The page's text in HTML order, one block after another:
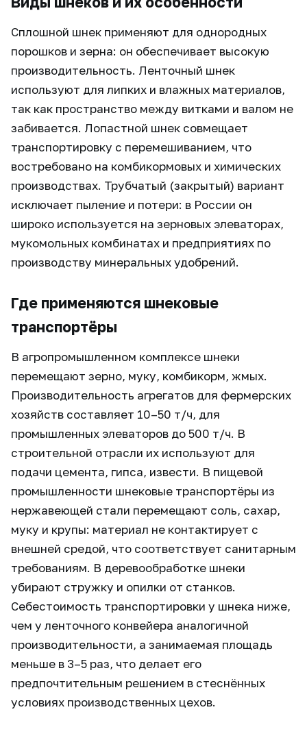
Сплошной шнек применяют для однородных
порошков и зерна: он обеспечивает высокую
производительность. Ленточный шнек
используют для липких и влажных материалов,
так как пространство между витками и валом не
забивается. Лопастной шнек совмещает
транспортировку с перемешиванием, что
востребовано на комбикормовых и химических
производствах. Трубчатый (закрытый) вариант
исключает пыление и потери: в России он
широко используется на зерновых элеваторах,
мукомольных комбинатах и предприятиях по
производству минеральных удобрений.
Где применяются шнековые
транспортёры
В агропромышленном комплексе шнеки
перемещают зерно, муку, комбикорм, жмых.
Производительность агрегатов для фермерских
хозяйств составляет 10–50 т/ч, для
промышленных элеваторов до 500 т/ч. В
строительной отрасли их используют для
подачи цемента, гипса, извести. В пищевой
промышленности шнековые транспортёры из
нержавеющей стали перемещают соль, сахар,
муку и крупы: материал не контактирует с
внешней средой, что соответствует санитарным
требованиям. В деревообработке шнеки
убирают стружку и опилки от станков.
Себестоимость транспортировки у шнека ниже,
чем у ленточного конвейера аналогичной
производительности, а занимаемая площадь
меньше в 3–5 раз, что делает его
предпочтительным решением в стеснённых
условиях производственных цехов.